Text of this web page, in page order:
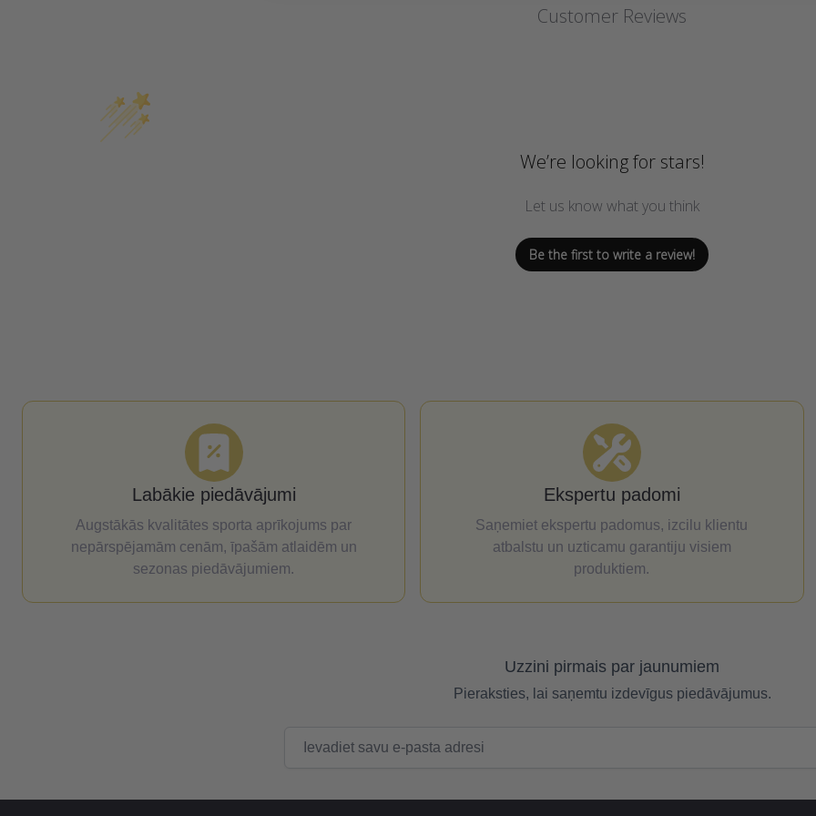
Customer Reviews
We’re looking for stars!
Let us know what you think
Be the first to write a review!
Labākie piedāvājumi
Augstākās kvalitātes sporta aprīkojums par
nepārspējamām cenām, īpašām atlaidēm un
sezonas piedāvājumiem.
Ekspertu padomi
Saņemiet ekspertu padomus, izcilu klientu
atbalstu un uzticamu garantiju visiem
produktiem.
Uzzini pirmais par jaunumiem
Pieraksties, lai saņemtu izdevīgus piedāvājumus.